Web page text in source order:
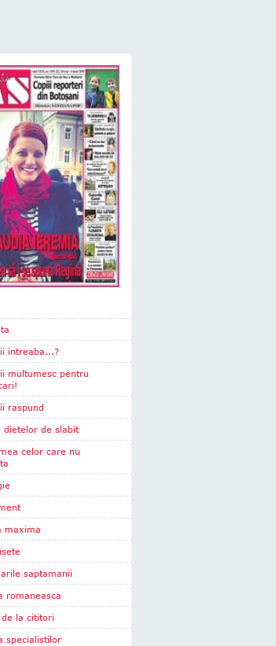
greco-catolic de Cluj-Gherla - "Eu cred că
intreaba...?
multumesc pentru
raspund
dietelor de slabit
celor care nu
maxima
saptamanii
romaneasca
de la cititori
specialistilor